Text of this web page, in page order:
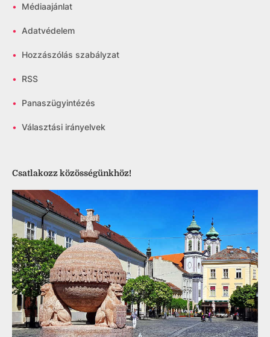
• Médiaajánlat
• Adatvédelem
• Hozzászólás szabályzat
• RSS
• Panaszügyintézés
• Választási irányelvek
Csatlakozz közösségünkhöz!